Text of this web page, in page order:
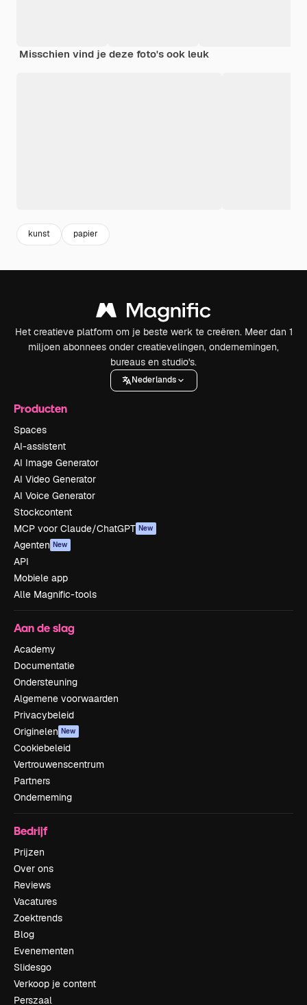
Misschien vind je deze foto's ook leuk
kunst papier
Het creatieve platform om je beste werk te creëren. Meer dan 1
miljoen abonnees onder creatievelingen, ondernemingen,
bureaus en studio's.
Nederlands
Producten
Spaces
AI-assistent
AI Image Generator
AI Video Generator
AI Voice Generator
Stockcontent
MCP voor Claude/ChatGPT New
Agenten New
API
Mobiele app
Alle Magnific-tools
Aan de slag
Academy
Documentatie
Ondersteuning
Algemene voorwaarden
Privacybeleid
Originelen New
Cookiebeleid
Vertrouwenscentrum
Partners
Onderneming
Bedrijf
Prijzen
Over ons
Reviews
Vacatures
Zoektrends
Blog
Evenementen
Slidesgo
Verkoop je content
Perszaal